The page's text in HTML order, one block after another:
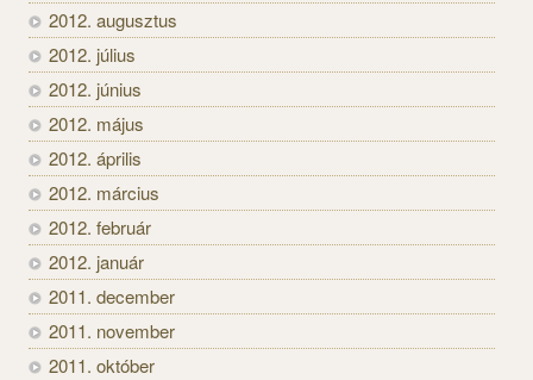
2012. augusztus
2012. július
2012. június
2012. május
2012. április
2012. március
2012. február
2012. január
2011. december
2011. november
2011. október